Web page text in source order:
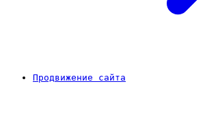
Продвижение сайта